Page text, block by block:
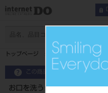
トップページ お口を洗うジェル
この商品に関するお問い合わせ
お口を洗うジェル 80g